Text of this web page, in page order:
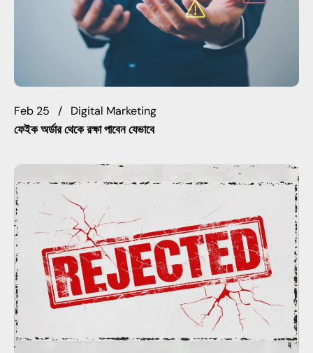
Feb 25
Digital Marketing
ফেইক অর্ডার থেকে রক্ষা পাবেন যেভাবে